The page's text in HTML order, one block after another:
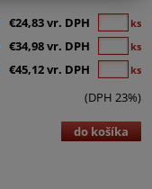
€24,83 vr. DPH ks
€34,98 vr. DPH ks
€45,12 vr. DPH ks
(DPH 23%)
do košíka